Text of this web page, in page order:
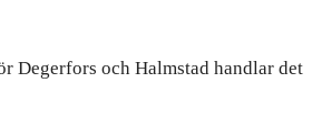
Degerfors och Halmstad handlar det